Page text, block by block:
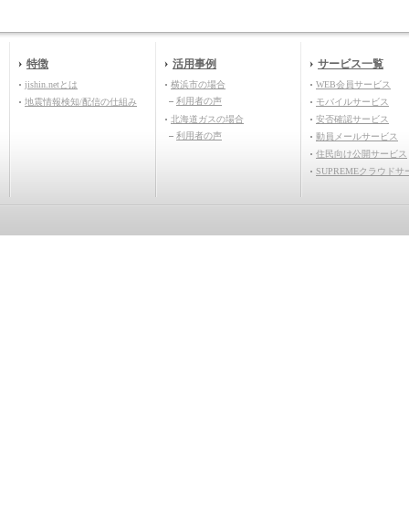
特徴
jishin.netとは
地震情報検知/配信の仕組み
活用事例
横浜市の場合
利用者の声
北海道ガスの場合
利用者の声
サービス一覧
WEB会員サービス
モバイルサービス
安否確認サービス
動員メールサービス
住民向け公開サービス
SUPREMEクラウドサ